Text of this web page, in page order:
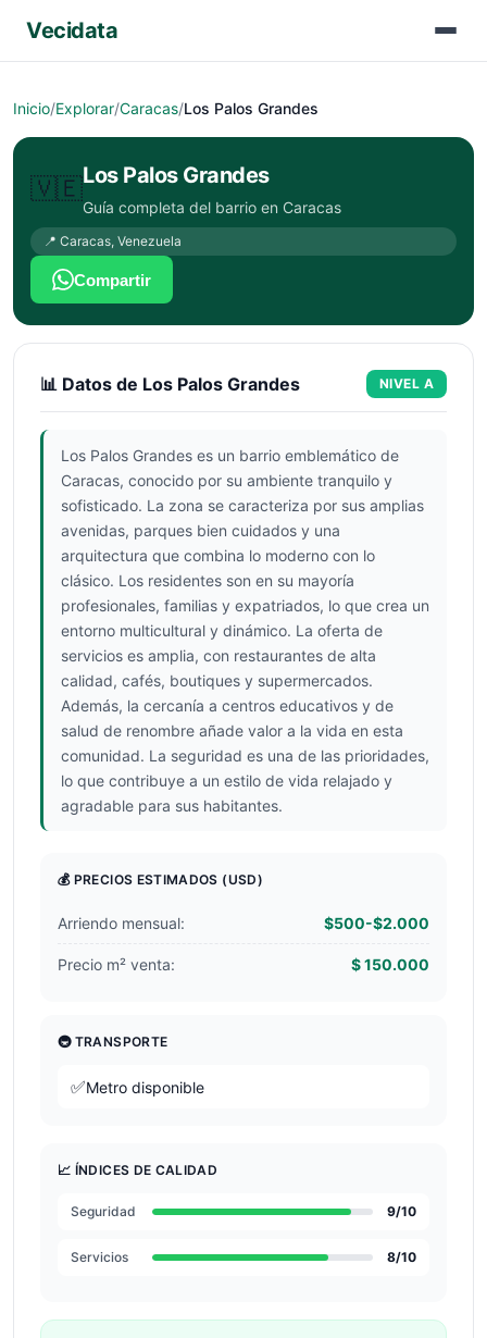
Vecidata
Inicio/Explorar/Caracas/Los Palos Grandes
🇻🇪Los Palos Grandes
Guía completa del barrio en Caracas
📍 Caracas, Venezuela
Compartir
📊 Datos de Los Palos Grandes NIVEL A
Los Palos Grandes es un barrio emblemático de
Caracas, conocido por su ambiente tranquilo y
sofisticado. La zona se caracteriza por sus amplias
avenidas, parques bien cuidados y una
arquitectura que combina lo moderno con lo
clásico. Los residentes son en su mayoría
profesionales, familias y expatriados, lo que crea un
entorno multicultural y dinámico. La oferta de
servicios es amplia, con restaurantes de alta
calidad, cafés, boutiques y supermercados.
Además, la cercanía a centros educativos y de
salud de renombre añade valor a la vida en esta
comunidad. La seguridad es una de las prioridades,
lo que contribuye a un estilo de vida relajado y
agradable para sus habitantes.
💰 PRECIOS ESTIMADOS (USD)
Arriendo mensual: $500-$2.000
Precio m² venta: $ 150.000
🚇 TRANSPORTE
✅Metro disponible
📈 ÍNDICES DE CALIDAD
Seguridad 9/10
Servicios 8/10